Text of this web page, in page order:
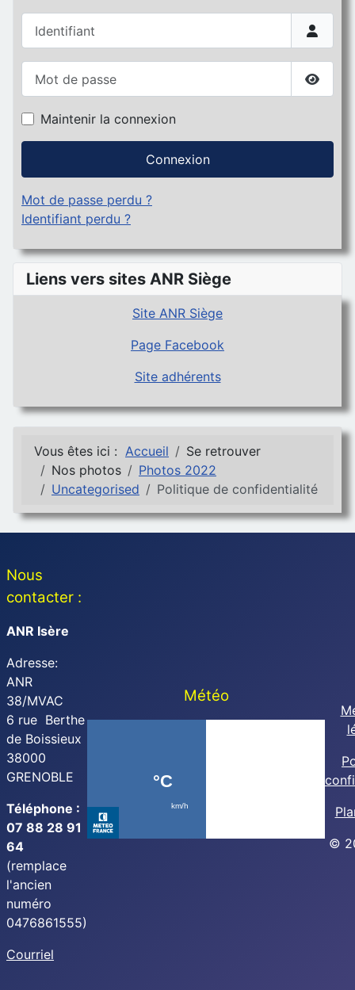
Maintenir la connexion
Connexion
Mot de passe perdu ?
Identifiant perdu ?
Liens vers sites ANR Siège
Site ANR Siège
Page Facebook
Site adhérents
Vous êtes ici : Accueil
Se retrouver
Nos photos
Photos 2022
Uncategorised
Politique de confidentialité
Nous
contacter :
ANR Isère
Adresse:
ANR
38/MVAC
6 rue Berthe
de Boissieux
38000
GRENOBLE
Téléphone :
07 88 28 91
64
(remplace
l'ancien
numéro
0476861555)
Courriel
Météo
©